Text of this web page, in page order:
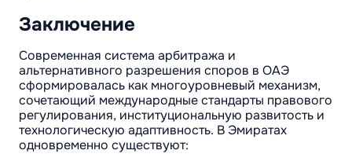
Заключение
Современная система арбитража и
альтернативного разрешения споров в ОАЭ
сформировалась как многоуровневый механизм,
сочетающий международные стандарты правового
регулирования, институциональную развитость и
технологическую адаптивность. В Эмиратах
одновременно существуют: